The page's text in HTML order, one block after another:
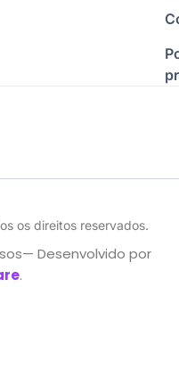
os direitos reservados.
Desenvolvido por
.